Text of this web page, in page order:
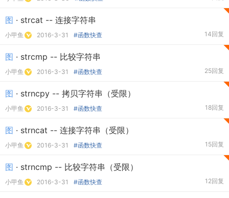
图 · strcat -- 连接字符串
小甲鱼 2016-3-31 #函数快查 14回复
图 · strcmp -- 比较字符串
小甲鱼 2016-3-31 #函数快查 25回复
图 · strncpy -- 拷贝字符串（受限）
小甲鱼 2016-3-31 #函数快查 18回复
图 · strncat -- 连接字符串（受限）
小甲鱼 2016-3-31 #函数快查 15回复
图 · strncmp -- 比较字符串（受限）
小甲鱼 2016-3-31 #函数快查 12回复